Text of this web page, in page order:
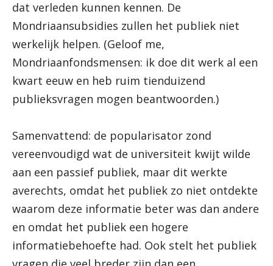
dat verleden kunnen kennen. De
Mondriaansubsidies zullen het publiek niet
werkelijk helpen. (Geloof me,
Mondriaanfondsmensen: ik doe dit werk al een
kwart eeuw en heb ruim tienduizend
publieksvragen mogen beantwoorden.)
Samenvattend: de popularisator zond
vereenvoudigd wat de universiteit kwijt wilde
aan een passief publiek, maar dit werkte
averechts, omdat het publiek zo niet ontdekte
waarom deze informatie beter was dan andere
en omdat het publiek een hogere
informatiebehoefte had. Ook stelt het publiek